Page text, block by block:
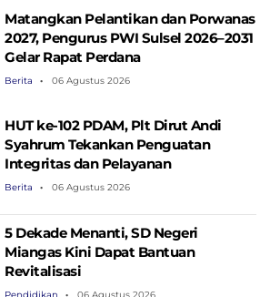
Matangkan Pelantikan dan Porwanas
2027, Pengurus PWI Sulsel 2026–2031
Gelar Rapat Perdana
Berita 06 Agustus 2026
HUT ke-102 PDAM, Plt Dirut Andi
Syahrum Tekankan Penguatan
Integritas dan Pelayanan
Berita 06 Agustus 2026
5 Dekade Menanti, SD Negeri
Miangas Kini Dapat Bantuan
Revitalisasi